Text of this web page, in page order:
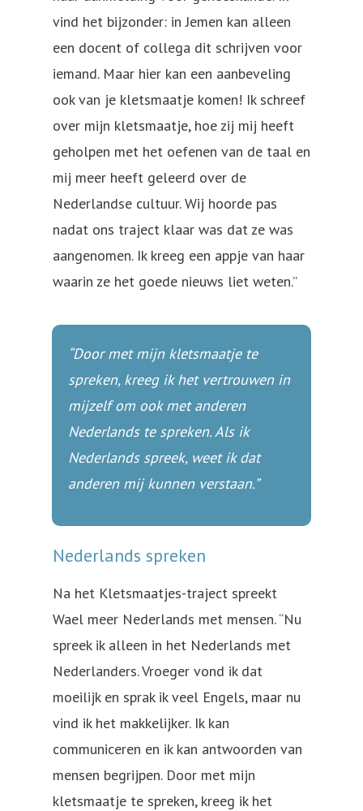
vind het bijzonder: in Jemen kan alleen
een docent of collega dit schrijven voor
iemand. Maar hier kan een aanbeveling
ook van je kletsmaatje komen! Ik schreef
over mijn kletsmaatje, hoe zij mij heeft
geholpen met het oefenen van de taal en
mij meer heeft geleerd over de
Nederlandse cultuur. Wij hoorde pas
nadat ons traject klaar was dat ze was
aangenomen. Ik kreeg een appje van haar
waarin ze het goede nieuws liet weten.”
“Door met mijn kletsmaatje te
spreken, kreeg ik het vertrouwen in
mijzelf om ook met anderen
Nederlands te spreken. Als ik
Nederlands spreek, weet ik dat
anderen mij kunnen verstaan.”
Nederlands spreken
Na het Kletsmaatjes-traject spreekt
Wael meer Nederlands met mensen. “Nu
spreek ik alleen in het Nederlands met
Nederlanders. Vroeger vond ik dat
moeilijk en sprak ik veel Engels, maar nu
vind ik het makkelijker. Ik kan
communiceren en ik kan antwoorden van
mensen begrijpen. Door met mijn
kletsmaatje te spreken, kreeg ik het